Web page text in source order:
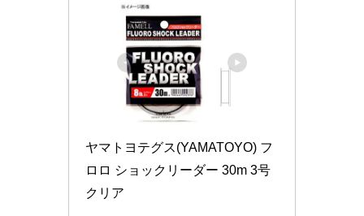
ヤマトヨテグス(YAMATOYO) フ
ロロ ショックリーダー 30m 3号
クリア